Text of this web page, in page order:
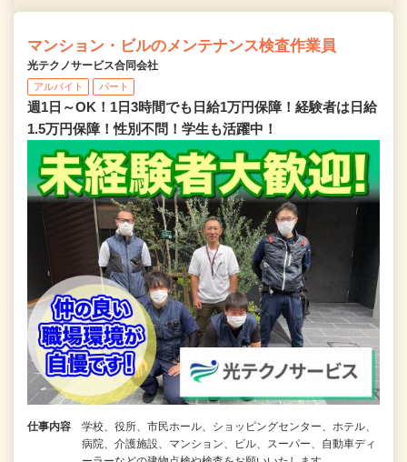
マンション・ビルのメンテナンス検査作業員
光テクノサービス合同会社
アルバイト パート
週1日～OK！1日3時間でも日給1万円保障！経験者は日給
1.5万円保障！性別不問！学生も活躍中！
仕事内容
学校、役所、市民ホール、ショッピングセンター、ホテル、
病院、介護施設、マンション、ビル、スーパー、自動車ディ